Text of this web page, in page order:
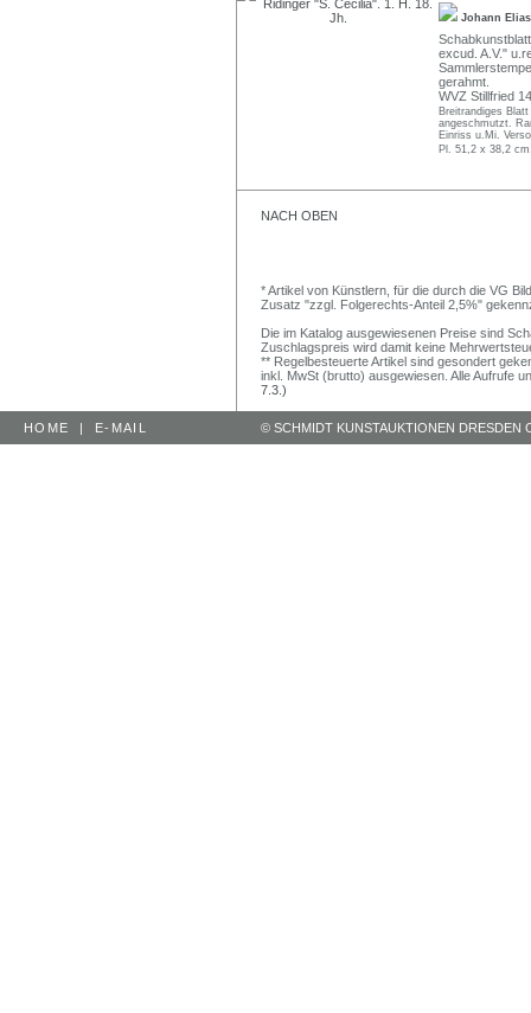
Johann
excud. A.V."
gerahmt.
WVZ Stillfried
Breitrandiges
angeschmutzt.
Einriss u.Mi.
Pl. 51,2 x 38,2
NACH OBEN
* Artikel von Künstlern, für die durch die VG
Zusatz "zzgl. Folgerechts-Anteil 2,5%"
Die im Katalog ausgewiesenen Preise sind
Zuschlagspreis wird damit keine
** Regelbesteuerte Artikel sind gesondert
inkl. MwSt (brutto) ausgewiesen. Alle Aufrufe
7.3.)
HOME | E-MAIL © SCHMIDT KUNSTAUKTIONEN DRESDEN